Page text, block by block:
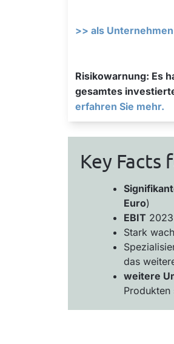
>> als
Risikowarnung: Es
gesamtes
erfahren Sie mehr.
Key Facts
Euro)
EBIT
Stark
das
weitere
Produkten